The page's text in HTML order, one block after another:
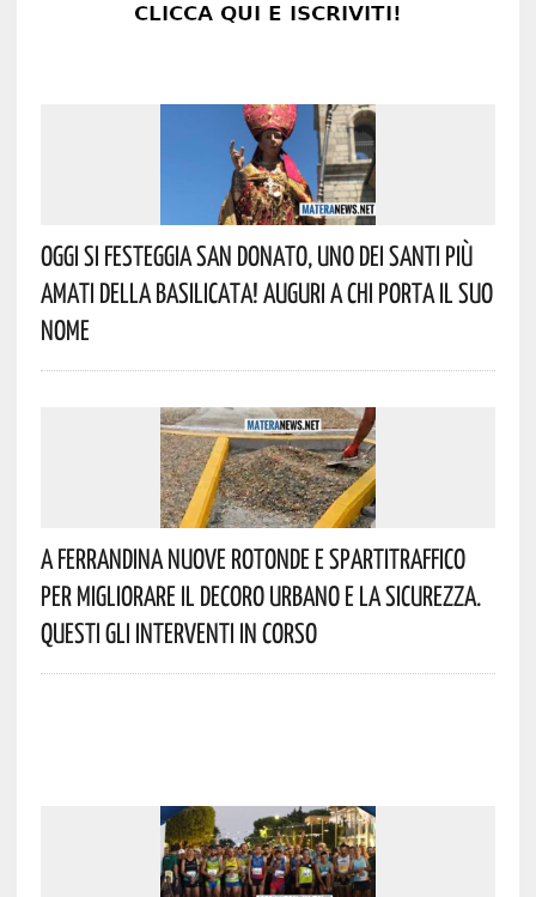
Oggi Si Festeggia San Donato, Uno Dei Santi Più
Amati Della Basilicata! Auguri A Chi Porta Il Suo
Nome
A Ferrandina Nuove Rotonde E Spartitraffico
Per Migliorare Il Decoro Urbano E La Sicurezza.
Questi Gli Interventi In Corso